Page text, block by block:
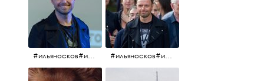
#ильяносков#ильяносков_главныйгерой #санктпетербург #ленфильм# @ilya_noskov_official #контрибуция#очеммолчатфранцузы#эдуардпичугин #ильяносков#ильяносков_главныйгерой @ilya_noskov_official #очеммолчатфранцузы#очёммолчатфранцузы